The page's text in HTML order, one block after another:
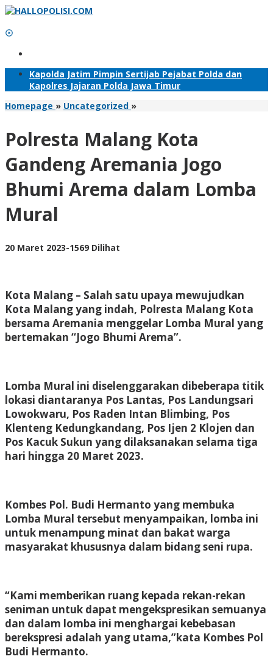
Lewati
konten
Kapolda Jatim Pimpin Sertijab Pejabat Polda dan
Kapolres Jajaran Polda Jawa Timur
Homepage » Uncategorized »Polresta
Gandeng
Aremania
Jogo
Bhumi
Arema
dalam
Polresta Malang Kota
Gandeng Aremania Jogo
Bhumi Arema dalam Lomba
Mural
20 Maret 2023oleh
-1569 Dilihat
Kota Malang – Salah satu upaya mewujudkan
Kota Malang yang indah, Polresta Malang Kota
bersama Aremania menggelar Lomba Mural yang
bertemakan “Jogo Bhumi Arema”.
Lomba Mural ini diselenggarakan dibeberapa titik
lokasi diantaranya Pos Lantas, Pos Landungsari
Lowokwaru, Pos Raden Intan Blimbing, Pos
Klenteng Kedungkandang, Pos Ijen 2 Klojen dan
Pos Kacuk Sukun yang dilaksanakan selama tiga
hari hingga 20 Maret 2023.
Kombes Pol. Budi Hermanto yang membuka
Lomba Mural tersebut menyampaikan, lomba ini
untuk menampung minat dan bakat warga
masyarakat khususnya dalam bidang seni rupa.
“Kami memberikan ruang kepada rekan-rekan
seniman untuk dapat mengekspresikan semuanya
dan dalam lomba ini menghargai kebebasan
berekspresi adalah yang utama,”kata Kombes Pol
Budi Hermanto.